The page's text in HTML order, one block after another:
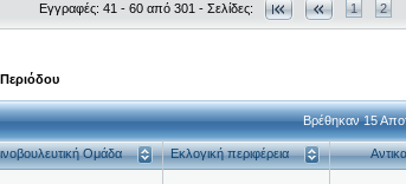
Εγγραφές: 41 - 60 από 301 - Σελίδες: 1 2
Βρέθηκαν 15
Ομάδα Εκλογική περιφέρεια